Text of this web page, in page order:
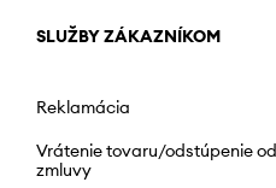
SLUŽBY ZÁKAZNÍKOM
Reklamácia
Vrátenie tovaru/odstúpenie od
zmluvy